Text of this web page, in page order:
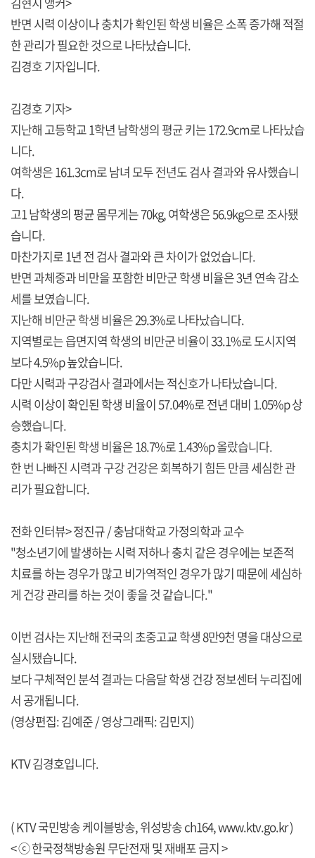
반면 시력 이상이나 충치가 확인된 학생 비율은 소폭 증가해 적절
한 관리가 필요한 것으로 나타났습니다.
김경호 기자입니다.
김경호 기자>
지난해 고등학교 1학년 남학생의 평균 키는 172.9cm로 나타났습
니다.
여학생은 161.3cm로 남녀 모두 전년도 검사 결과와 유사했습니
다.
고1 남학생의 평균 몸무게는 70kg, 여학생은 56.9kg으로 조사됐
습니다.
마찬가지로 1년 전 검사 결과와 큰 차이가 없었습니다.
반면 과체중과 비만을 포함한 비만군 학생 비율은 3년 연속 감소
세를 보였습니다.
지난해 비만군 학생 비율은 29.3%로 나타났습니다.
지역별로는 읍면지역 학생의 비만군 비율이 33.1%로 도시지역
보다 4.5%p 높았습니다.
다만 시력과 구강검사 결과에서는 적신호가 나타났습니다.
시력 이상이 확인된 학생 비율이 57.04%로 전년 대비 1.05%p 상
승했습니다.
충치가 확인된 학생 비율은 18.7%로 1.43%p 올랐습니다.
한 번 나빠진 시력과 구강 건강은 회복하기 힘든 만큼 세심한 관
리가 필요합니다.
전화 인터뷰> 정진규 / 충남대학교 가정의학과 교수
"청소년기에 발생하는 시력 저하나 충치 같은 경우에는 보존적
치료를 하는 경우가 많고 비가역적인 경우가 많기 때문에 세심하
게 건강 관리를 하는 것이 좋을 것 같습니다."
이번 검사는 지난해 전국의 초중고교 학생 8만9천 명을 대상으로
실시됐습니다.
보다 구체적인 분석 결과는 다음달 학생 건강 정보센터 누리집에
서 공개됩니다.
(영상편집: 김예준 / 영상그래픽: 김민지)
KTV 김경호입니다.
( KTV 국민방송 케이블방송, 위성방송 ch164,www.ktv.go.kr)
< ⓒ 한국정책방송원 무단전재 및 재배포 금지 >